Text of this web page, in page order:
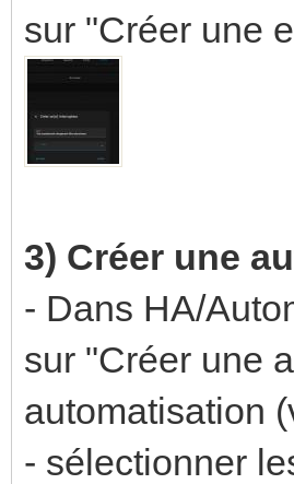
sur "Créer une
3) Créer une
- Dans HA/
sur "Créer une
automatisation
- sélectionner